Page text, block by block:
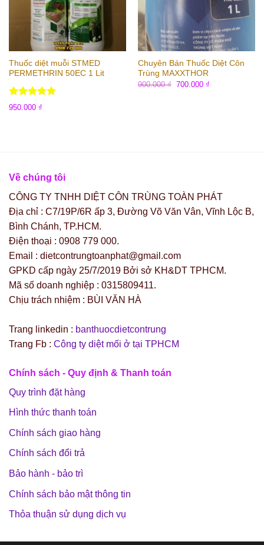
Thuốc diệt muỗi STMED
PERMETHRIN 50EC 1 Lit
Được xếp
950.000 ₫
Chuyên Bán Thuốc Diệt Côn
Trùng MAXXTHOR
900.000₫ 700.000 ₫
Về chúng tôi
CÔNG TY TNHH DIỆT CÔN TRÙNG TOÀN PHÁT
Địa chỉ : C7/19P/6R ấp 3, Đường Võ Văn Vân, Vĩnh Lộc B,
Bình Chánh, TP.HCM.
Điện thoại : 0908 779 000.
Email : dietcontrungtoanphat@gmail.com
GPKD cấp ngày 25/7/2019 Bởi sở KH&DT TPHCM.
Mã số doanh nghiệp : 0315809411.
Chịu trách nhiệm : BÙI VĂN HÀ
Trang linkedin : banthuocdietcontrung
Trang Fb : Công ty diệt mối ở tại TPHCM
Chính sách - Quy định & Thanh toán
Quy trình đặt hàng
Hình thức thanh toán
Chính sách giao hàng
Chính sách đổi trả
Bảo hành - bảo trì
Chính sách bảo mật thông tin
Thỏa thuận sử dụng dịch vụ